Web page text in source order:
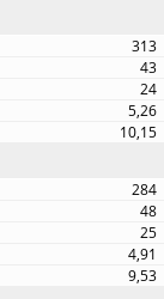
313
43
24
5,26
10,15
284
48
25
4,91
9,53